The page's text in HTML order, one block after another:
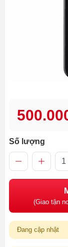
Số lượng
(Giao tận
Đang cập nhật